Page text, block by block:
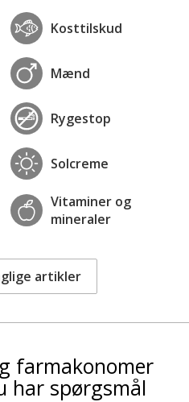
Kosttilskud
Mænd
Rygestop
Solcreme
Vitaminer og
mineraler
artikler
farmakonomer
har spørgsmål